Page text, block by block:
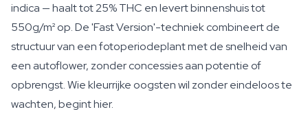
indica — haalt tot 25% THC en levert binnenshuis tot
550g/m² op. De 'Fast Version'-techniek combineert de
structuur van een fotoperiodeplant met de snelheid van
een autoflower, zonder concessies aan potentie of
opbrengst. Wie kleurrijke oogsten wil zonder eindeloos te
wachten, begint hier.